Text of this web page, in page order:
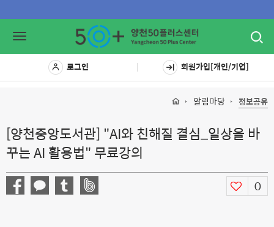
Toggle
로그인 회원가입[개인/기업]
알림마당 정보공유
[양천중앙도서관] "AI와 친해질 결심_일상을 바
꾸는 AI 활용법" 무료강의
0